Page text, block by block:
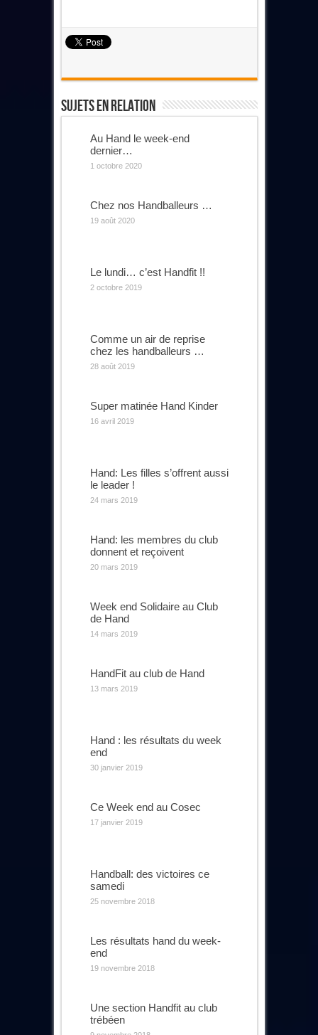
Sujets En Relation
Au Hand le week-end
dernier…
1 octobre 2020
Chez nos Handballeurs …
19 août 2020
Le lundi… c’est Handfit !!
2 octobre 2019
Comme un air de reprise
chez les handballeurs …
28 août 2019
Super matinée Hand Kinder
16 avril 2019
Hand: Les filles s’offrent aussi
le leader !
24 mars 2019
Hand: les membres du club
donnent et reçoivent
20 mars 2019
Week end Solidaire au Club
de Hand
14 mars 2019
HandFit au club de Hand
13 mars 2019
Hand : les résultats du week
end
30 janvier 2019
Ce Week end au Cosec
17 janvier 2019
Handball: des victoires ce
samedi
25 novembre 2018
Les résultats hand du week-
end
19 novembre 2018
Une section Handfit au club
trébéen